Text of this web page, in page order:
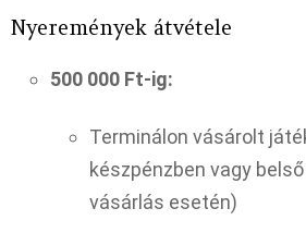
Nyeremények átvétele
500 000 Ft-ig:
Terminálon vásárolt
készpénzben vagy
vásárlás esetén)